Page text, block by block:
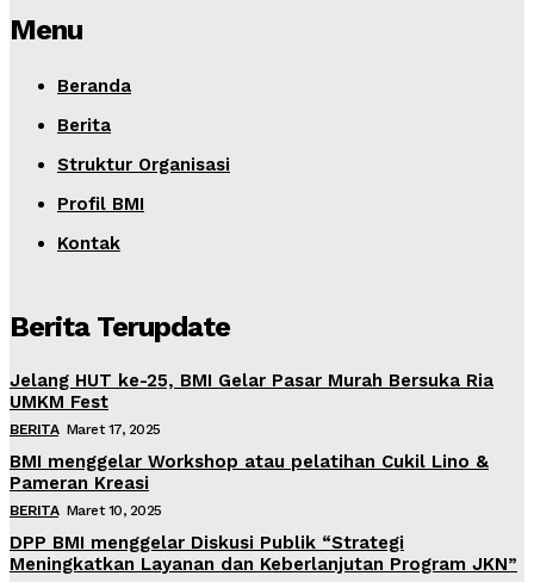
Menu
Beranda
Berita
Struktur Organisasi
Profil BMI
Kontak
Berita Terupdate
Jelang HUT ke-25, BMI Gelar Pasar Murah Bersuka Ria
UMKM Fest
BERITA Maret 17, 2025
BMI menggelar Workshop atau pelatihan Cukil Lino &
Pameran Kreasi
BERITA Maret 10, 2025
DPP BMI menggelar Diskusi Publik “Strategi
Meningkatkan Layanan dan Keberlanjutan Program JKN”